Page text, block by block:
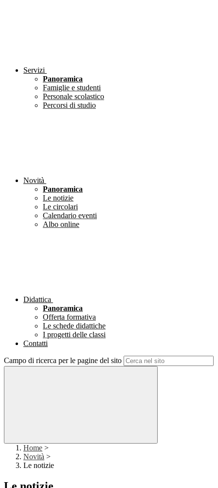
Servizi
Panoramica
Famiglie e studenti
Personale scolastico
Percorsi di studio
Novità
Panoramica
Le notizie
Le circolari
Calendario eventi
Albo online
Didattica
Panoramica
Offerta formativa
Le schede didattiche
I progetti delle classi
Contatti
Campo di ricerca per le pagine del sito
Home >
Novità >
Le notizie